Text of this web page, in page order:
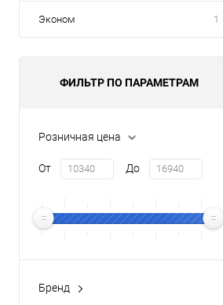
Эконом 1
ФИЛЬТР ПО ПАРАМЕТРАМ
Розничная цена
От До
Бренд